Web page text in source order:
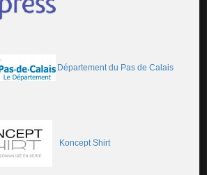
Département du Pas de Calais
Koncept Shirt